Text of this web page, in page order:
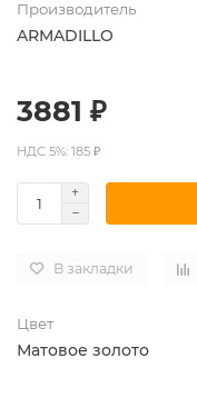
Производитель
ARMADILLO
3881 ₽
НДС 5%: 185 ₽
В закладки
Цвет
Матовое золото